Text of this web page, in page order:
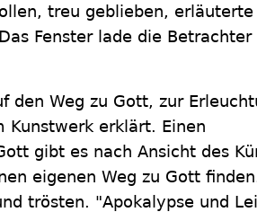
treu geblieben,
Fenster lade die Betrachter
den Weg zu Gott, zur
Kunstwerk erklärt. Einen
gibt es nach Ansicht des
eigenen Weg zu Gott
trösten. "Apokalypse und